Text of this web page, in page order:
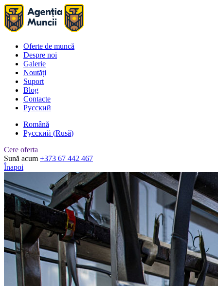
Oferte de muncă
Despre noi
Galerie
Noutăți
Suport
Blog
Contacte
Русский
Română
Русский (Rusă)
Cere oferta
Sună acum +373 67 442 467
Înapoi